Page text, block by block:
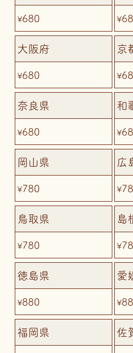
¥680 ¥
大阪府
¥680
京
¥
奈良県
¥680
和
¥
岡山県
¥780
広
¥
鳥取県
¥780
島
¥
徳島県
¥880
愛
¥
福岡県 佐